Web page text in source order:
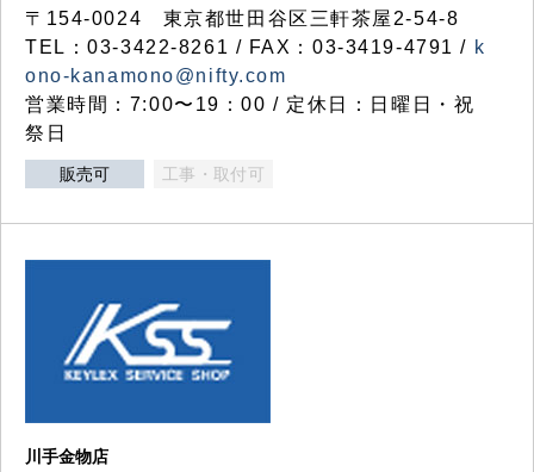
〒154-0024 東京都世田谷区三軒茶屋2-54-8
TEL：03-3422-8261 / FAX：03-3419-4791 / k
ono-kanamono@nifty.com
営業時間：7:00〜19：00 / 定休日：日曜日・祝
祭日
販売可 工事・取付可
川手金物店